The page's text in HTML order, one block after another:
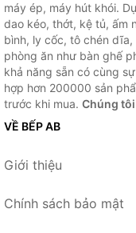
máy ép, máy hút khói.
dao kéo, thớt, kệ tủ, ấm
bình, ly cốc, tô chén
phòng ăn như bàn ghế
khả năng sẵn có cùng
hợp hơn 200000 sản
trước khi mua. Chúng
VỀ BẾP AB
Giới thiệu
Chính sách bảo mật